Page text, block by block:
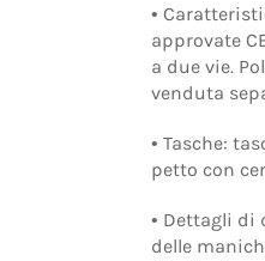
•
approvate
a due vie.
venduta
• Tasche:
petto con
• Dettagli di
delle